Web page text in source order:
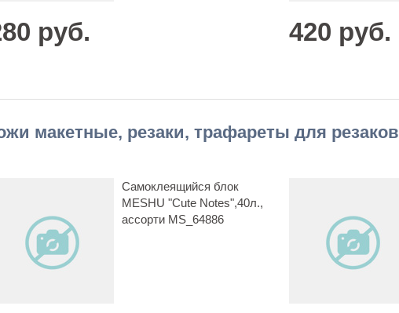
руб. 420 руб.
макетные, резаки, трафареты для резаков
Самоклеящийся блок
MESHU "Cute Notes",40л.,
ассорти MS_64886